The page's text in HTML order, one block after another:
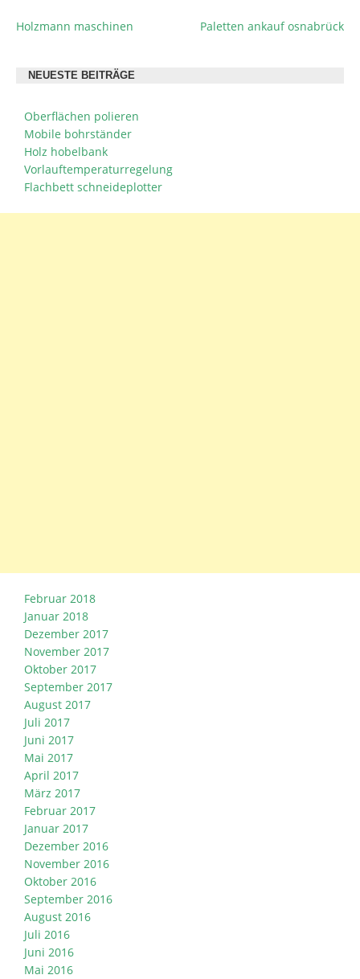
BEITRAGSNAVIGATION
Holzmann maschinen Paletten ankauf osnabrück
NEUESTE BEITRÄGE
Oberflächen polieren
Mobile bohrständer
Holz hobelbank
Vorlauftemperaturregelung
Flachbett schneideplotter
Februar 2018
Januar 2018
Dezember 2017
November 2017
Oktober 2017
September 2017
August 2017
Juli 2017
Juni 2017
Mai 2017
April 2017
März 2017
Februar 2017
Januar 2017
Dezember 2016
November 2016
Oktober 2016
September 2016
August 2016
Juli 2016
Juni 2016
Mai 2016